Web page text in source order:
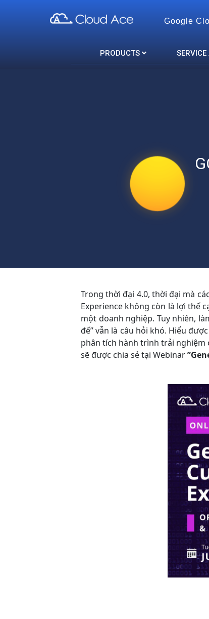
Google
PRODUCTS
Trong thời đại 4.0, thời đại mà
Experience không còn là lợi thế
một doanh nghiệp. Tuy nhiên,
đế” vẫn là câu hỏi khó. Hiểu
phân tích hành trình trải nghiệm
sẽ được chia sẻ tại Webinar